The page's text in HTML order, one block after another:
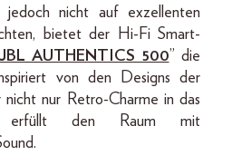
jedoch nicht auf exzellenten
bietet der Hi-Fi Smart-
JBL AUTHENTICS 500” die
von den Designs der
nur Retro-Charme in das
erfüllt den Raum mit